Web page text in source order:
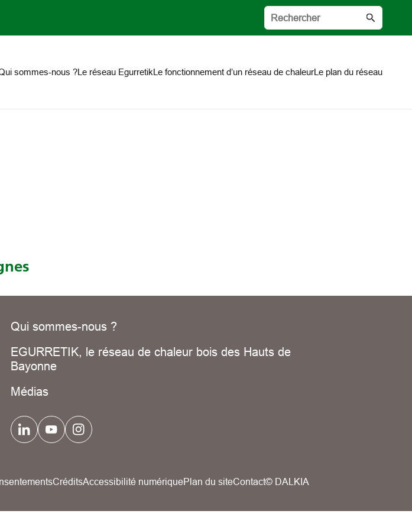
sommes-nous ?Le réseau EgurretikLe fonctionnement d’un réseau de chaleurLe plan du réseau
Qui sommes-nous ?
EGURRETIK, le réseau de chaleur bois des Hauts de
Bayonne
Médias
CréditsAccessibilité numériquePlan du siteContact© DALKIA